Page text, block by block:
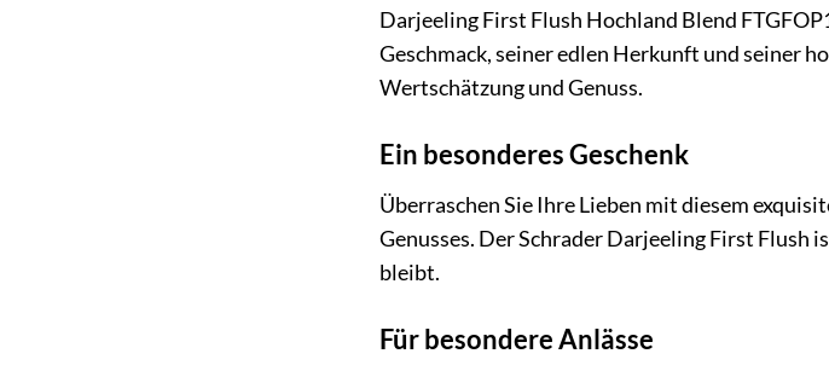
Darjeeling First Flush Hochland Blend
Geschmack, seiner edlen Herkunft und seiner
Wertschätzung und Genuss.
Ein besonderes Geschenk
Überraschen Sie Ihre Lieben mit diesem
Genusses. Der Schrader Darjeeling First Flush
bleibt.
Für besondere Anlässe